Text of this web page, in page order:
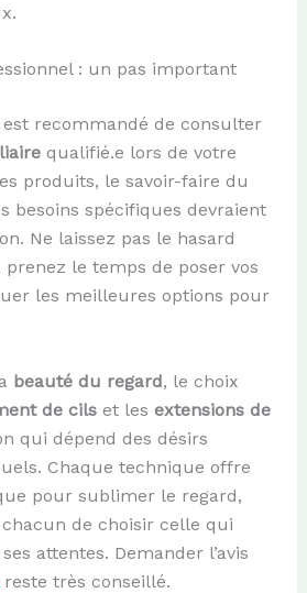
: un pas important
est recommandé de consulter
qualifié.e lors de votre
produits, le savoir-faire du
besoins spécifiques devraient
Ne laissez pas le hasard
le temps de poser vos
les meilleures options pour
beauté du regard, le choix
de cilset les extensions de
qui dépend des désirs
Chaque technique offre
pour sublimer le regard,
de choisir celle qui
attentes. Demander l’avis
très conseillé.